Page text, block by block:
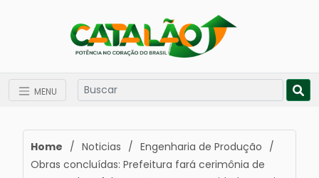
MENU
Home / Noticias / Engenharia de Produção /
Obras concluídas: Prefeitura fará cerimônia de